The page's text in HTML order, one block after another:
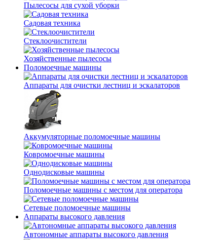
Пылесосы для сухой уборки
Садовая техника
Стеклоочистители
Хозяйственные пылесосы
Поломоечные машины
Аппараты для очистки лестниц и эскалаторов
Аккумуляторные поломоечные машины
Ковромоечные машины
Однодисковые машины
Поломоечные машины с местом для оператора
Сетевые поломоечные машины
Аппараты высокого давления
Автономные аппараты высокого давления